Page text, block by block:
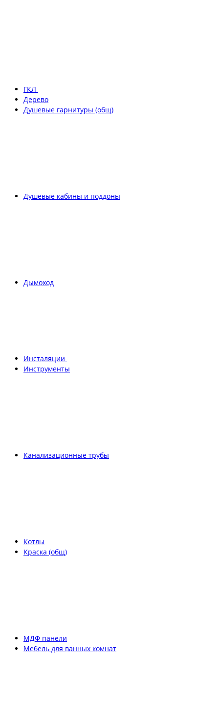
ГКЛ
Дерево
Душевые гарнитуры (общ)
Душевые кабины и поддоны
Дымоход
Инсталяции
Инструменты
Канализационные трубы
Котлы
Краска (общ)
МДФ панели
Мебель для ванных комнат